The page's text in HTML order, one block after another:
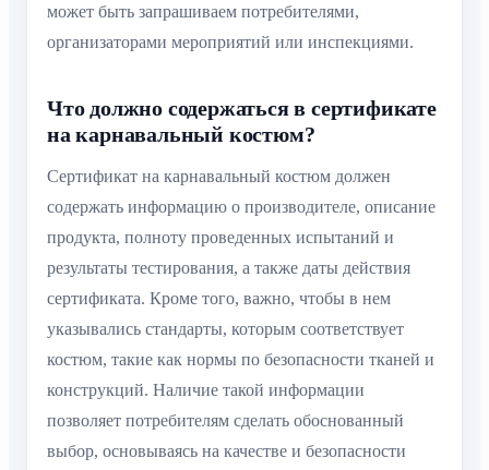
может быть запрашиваем потребителями,
организаторами мероприятий или инспекциями.
Что должно содержаться в сертификате
на карнавальный костюм?
Сертификат на карнавальный костюм должен
содержать информацию о производителе, описание
продукта, полноту проведенных испытаний и
результаты тестирования, а также даты действия
сертификата. Кроме того, важно, чтобы в нем
указывались стандарты, которым соответствует
костюм, такие как нормы по безопасности тканей и
конструкций. Наличие такой информации
позволяет потребителям сделать обоснованный
выбор, основываясь на качестве и безопасности